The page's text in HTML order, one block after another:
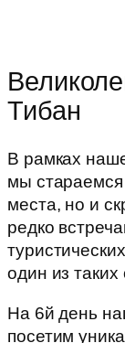
Тибан
В рамках
мы стараемся
места, но и
редко
один из таких
На 6й день
посетим